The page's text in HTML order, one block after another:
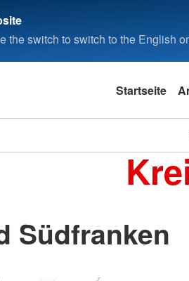
the switch to switch to the English
Startseite
Südfranken